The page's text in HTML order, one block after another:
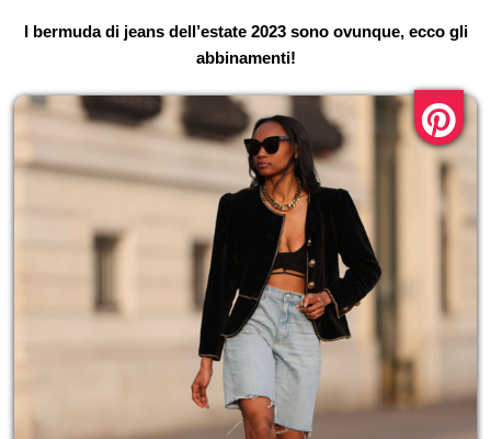
I bermuda di jeans dell’estate 2023 sono ovunque, ecco gli
abbinamenti!